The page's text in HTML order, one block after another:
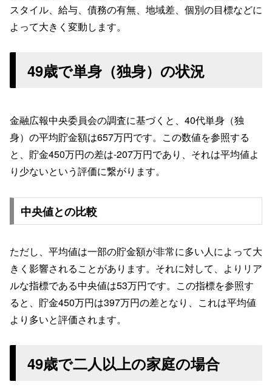
スタイル、給与、債務の有無、地域差、個別の目標などに
よって大きく変動します。
49歳で単身（独身）の状況
金融広報中央委員会の調査に基づくと、40代単身（独
身）の平均貯金額は657万円です。この数値を参照する
と、貯金450万円の差は-207万円であり、それは平均値よ
り少ないという評価に繋がります。
中央値との比較
ただし、平均値は一部の貯金額が非常に多い人によって大
きく影響されることがあります。それに対して、よりリア
ルな指標である中央値は53万円です。この指標を参照す
ると、貯金450万円は397万円の差となり、これは平均値
より多いと評価されます。
49歳で二人以上の家庭の場合